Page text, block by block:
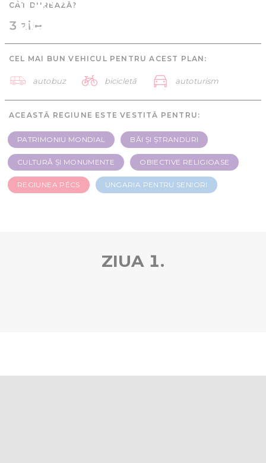
pentru seniori - 3 zile
CÂT DUREAZĂ?
3 zile
CEL MAI BUN VEHICUL PENTRU ACEST PLAN:
autobuz bicicletă autoturism
ACEASTĂ REGIUNE ESTE VESTITĂ PENTRU:
PATRIMONIU MONDIAL BĂI ȘI ȘTRANDURI
CULTURĂ ȘI MONUMENTE OBIECTIVE RELIGIOASE
REGIUNEA PÉCS UNGARIA PENTRU SENIORI
ZIUA 1.